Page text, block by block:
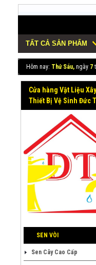
TẤT CẢ SẢN PHẨM
Hôm nay: Thứ Sáu, ngày 7
Cửa hàng Vật Liệu
Thiết Bị Vệ Sinh Đức
SEN VÒI
Sen Cây Cao Cấp